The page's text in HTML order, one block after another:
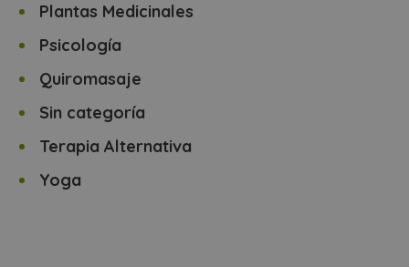
Plantas Medicinales
Psicología
Quiromasaje
Sin categoría
Terapia Alternativa
Yoga